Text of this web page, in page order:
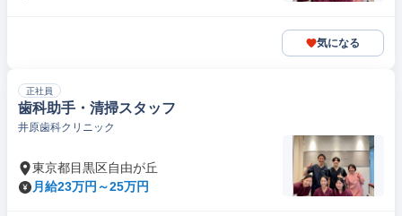
気になる
正社員
歯科助手・清掃スタッフ
井原歯科クリニック
東京都目黒区自由が丘
月給23万円～25万円